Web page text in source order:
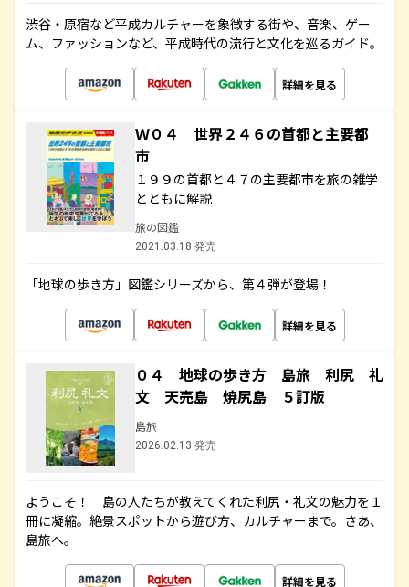
渋谷・原宿など平成カルチャーを象徴する街や、音楽、ゲー
ム、ファッションなど、平成時代の流行と文化を巡るガイド。
詳細を見る
Ｗ０４ 世界２４６の首都と主要都
市
１９９の首都と４７の主要都市を旅の雑学
とともに解説
旅の図鑑
2021.03.18 発売
「地球の歩き方」図鑑シリーズから、第４弾が登場！
詳細を見る
０４ 地球の歩き方 島旅 利尻 礼
文 天売島 焼尻島 ５訂版
島旅
2026.02.13 発売
ようこそ！ 島の人たちが教えてくれた利尻・礼文の魅力を１
冊に凝縮。絶景スポットから遊び方、カルチャーまで。さあ、
島旅へ。
詳細を見る